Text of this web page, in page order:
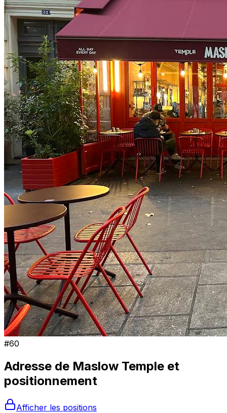
#60
Adresse de Maslow Temple et
positionnement
Afficher les positions